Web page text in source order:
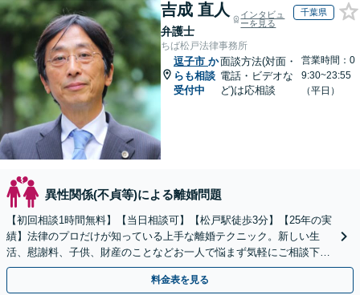
吉成 直人
弁護士
インタビュ
ーを見る
千葉県
ちば松戸法律事務所
逗子市 か
らも相談
受付中
面談方法(対面・
電話・ビデオな
ど)は応相談
営業時間：0
9:30~23:55
（平日）
異性関係(不貞等)による離婚問題
【初回相談1時間無料】【当日相談可】【松戸駅徒歩3分】【25年の実
績】法律のプロだけが知っている上手な離婚テクニック。新しい生
活、慰謝料、子供、財産のことなどお一人で悩まず気軽にご相談下さ
い。女性側／男性側／熟年離婚など弁護経験豊富です。
料金表を見る